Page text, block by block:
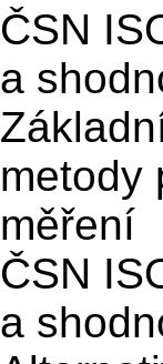
ČSN
a
metody
měření
ČSN
a